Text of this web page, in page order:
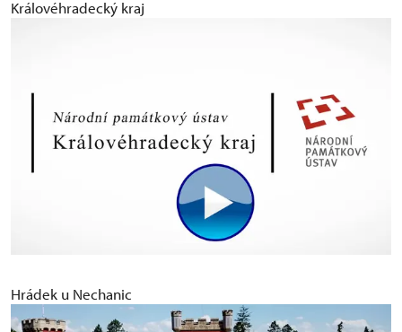
Královéhradecký kraj
Hrádek u Nechanic